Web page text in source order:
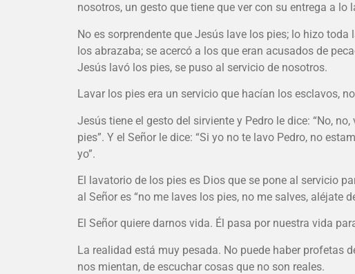
nosotros, un gesto que tiene que ver con su entrega a lo
No es sorprendente que Jesús lave los pies; lo hizo
los abrazaba; se acercó a los que eran acusados de
Jesús lavó los pies, se puso al servicio de nosotros.
Lavar los pies era un servicio que hacían los esclavos,
Jesús tiene el gesto del sirviente y Pedro le dice: “No,
pies”. Y el Señor le dice: “Si yo no te lavo Pedro, no
yo”.
El lavatorio de los pies es Dios que se pone al servicio
al Señor es “no me laves los pies, no me salves, aléjate
El Señor quiere darnos vida. Él pasa por nuestra vida
La realidad está muy pesada. No puede haber profetas
nos mientan, de escuchar cosas que no son reales.